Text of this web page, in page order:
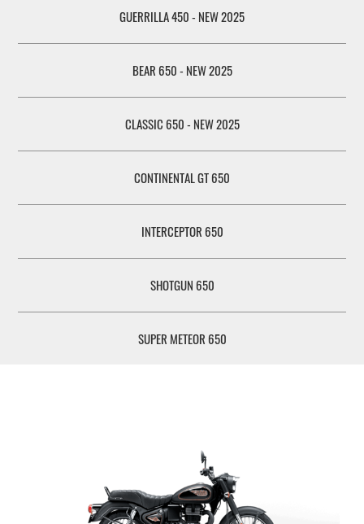
GUERRILLA 450 - NEW 2025
BEAR 650 - NEW 2025
CLASSIC 650 - NEW 2025
CONTINENTAL GT 650
INTERCEPTOR 650
SHOTGUN 650
SUPER METEOR 650